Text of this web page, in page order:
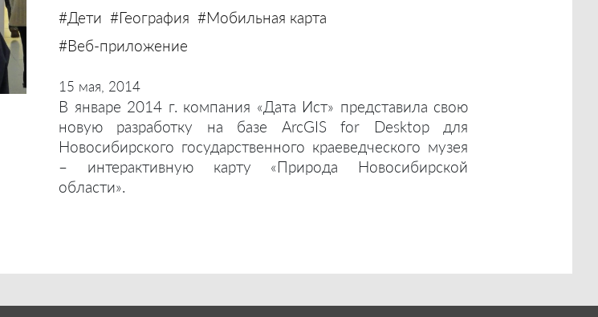
#Дети #География #Мобильная карта
#Веб-приложение
15 мая, 2014
В январе 2014 г. компания «Дата Ист» представила свою
новую разработку на базе ArcGIS for Desktop для
Новосибирского государственного краеведческого музея
– интерактивную карту «Природа Новосибирской
области».